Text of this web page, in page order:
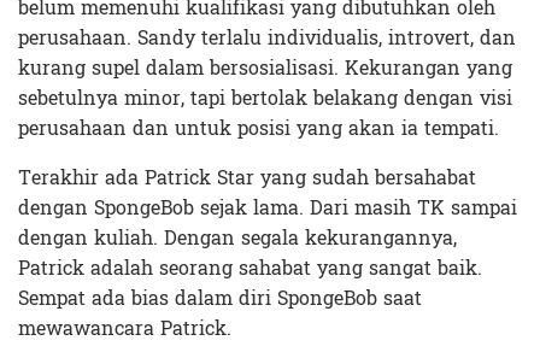
belum memenuhi kualifikasi yang dibutuhkan oleh
perusahaan. Sandy terlalu individualis, introvert, dan
kurang supel dalam bersosialisasi. Kekurangan yang
sebetulnya minor, tapi bertolak belakang dengan visi
perusahaan dan untuk posisi yang akan ia tempati.
Terakhir ada Patrick Star yang sudah bersahabat
dengan SpongeBob sejak lama. Dari masih TK sampai
dengan kuliah. Dengan segala kekurangannya,
Patrick adalah seorang sahabat yang sangat baik.
Sempat ada bias dalam diri SpongeBob saat
mewawancara Patrick.